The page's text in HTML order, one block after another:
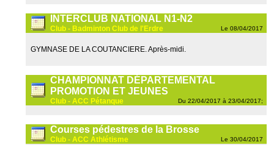
INTERCLUB NATIONAL N1-N2
Club - Badminton Club de l'Erdre Le 08/04/2017
GYMNASE DE LA COUTANCIERE. Après-midi.
CHAMPIONNAT DÉPARTEMENTAL
PROMOTION ET JEUNES
Club - ACC Pétanque Du 22/04/2017 à 23/04/2017;
Courses pédestres de la Brosse
Club - ACC Athlétisme Le 30/04/2017